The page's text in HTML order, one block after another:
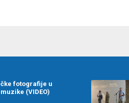
fotografije u
(VIDEO)